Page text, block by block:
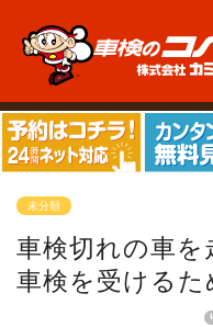
未分類
車検切れの車を
車検を受けるた